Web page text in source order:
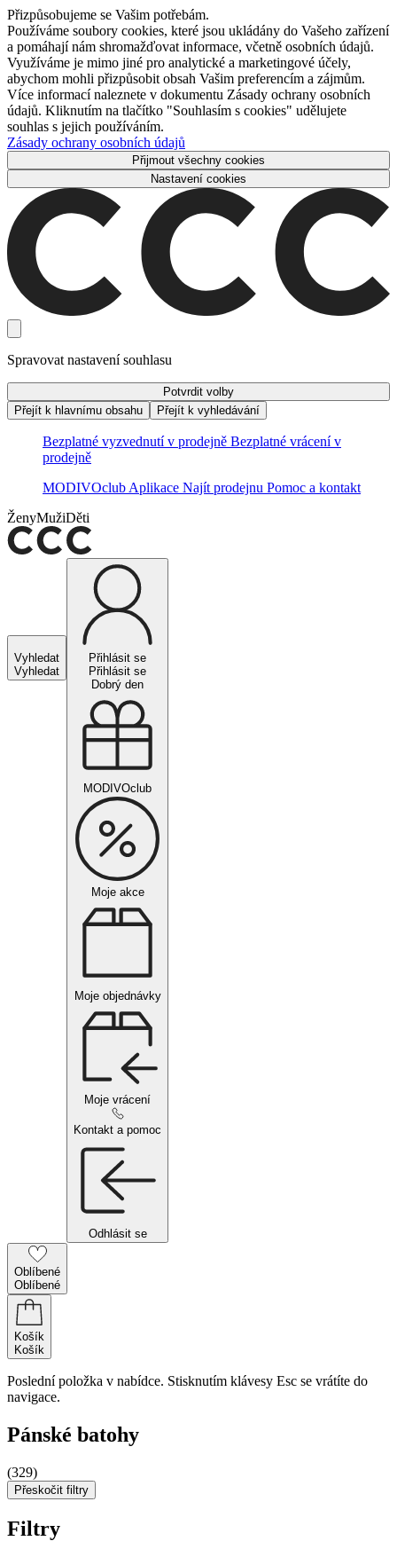
Přizpůsobujeme se Vašim potřebám.
Používáme soubory cookies, které jsou ukládány do Vašeho zařízení
a pomáhají nám shromažďovat informace, včetně osobních údajů.
Využíváme je mimo jiné pro analytické a marketingové účely,
abychom mohli přizpůsobit obsah Vašim preferencím a zájmům.
Více informací naleznete v dokumentu Zásady ochrany osobních
údajů. Kliknutím na tlačítko "Souhlasím s cookies" udělujete
souhlas s jejich používáním.
Zásady ochrany osobních údajů
Přijmout všechny cookies
Nastavení cookies
Spravovat nastavení souhlasu
Potvrdit volby
Přejít k hlavnímu obsahu
Přejít k vyhledávání
Bezplatné vyzvednutí v prodejně Bezplatné vrácení v
prodejně
MODIVOclub Aplikace Najít prodejnu Pomoc a kontakt
ŽenyMužiDěti
Vyhledat
Vyhledat
Přihlásit se
Přihlásit se
Dobrý den
MODIVOclub
Moje akce
Moje objednávky
Moje vrácení
Kontakt a pomoc
Odhlásit se
Oblíbené
Oblíbené
Košík
Košík
Poslední položka v nabídce. Stisknutím klávesy Esc se vrátíte do
navigace.
Pánské batohy
(329)
Přeskočit filtry
Filtry